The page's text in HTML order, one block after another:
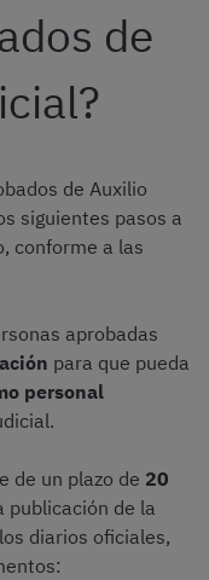
de
de Auxilio
siguientes pasos a
conforme a las
aprobadas
para que pueda
personal
de un plazo de 20
publicación de la
diarios oficiales,